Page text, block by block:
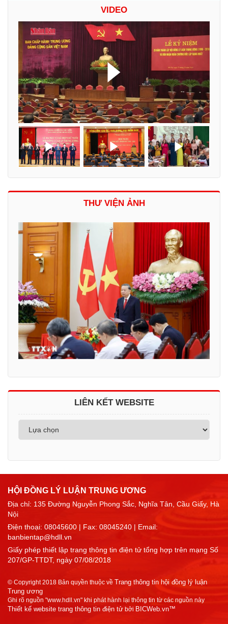
VIDEO
THƯ VIỆN ẢNH
LIÊN KẾT WEBSITE
HỘI ĐỒNG LÝ LUẬN TRUNG ƯƠNG
Địa chỉ: 135 Đường Nguyễn Phong Sắc, Nghĩa Tân, Cầu Giấy, Hà
Nội
Điện thoại: 08045600 | Fax: 08045240 | Email:
banbientap@hdll.vn
Giấy phép thiết lập trang thông tin điện tử tổng hợp trên mạng Số
207/GP-TTDT, ngày 07/08/2018
© Copyright 2018 Bản quyền thuộc về Trang thông tin hội đồng lý luận
Trung ương
Ghi rõ nguồn "www.hdll.vn" khi phát hành lại thông tin từ các nguồn này
Thiết kế website trang thông tin điện tử bởi BICWeb.vn™